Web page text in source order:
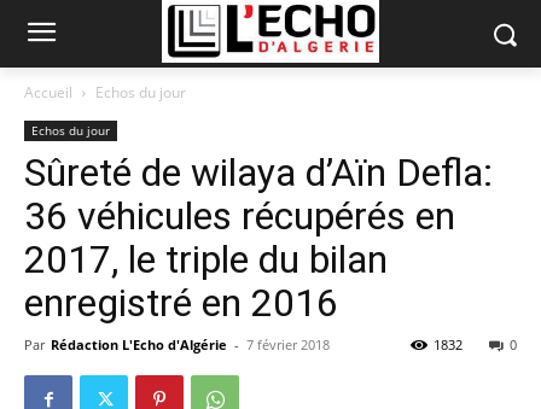
Accueil Echos du jour
Echos du jour
Sûreté de wilaya d’Aïn Defla:
36 véhicules récupérés en
2017, le triple du bilan
enregistré en 2016
Par Rédaction L'Echo d'Algérie - 7 février 2018 0
1832